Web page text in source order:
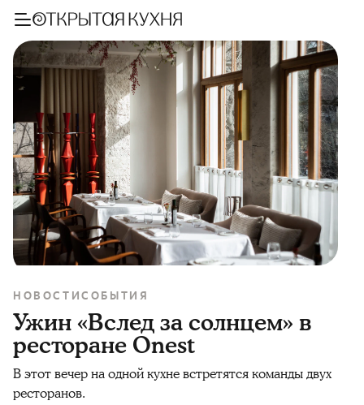
НОВОСТИСОБЫТИЯ
Ужин «Вслед за солнцем» в
ресторане Onest
В этот вечер на одной кухне встретятся команды двух
ресторанов.